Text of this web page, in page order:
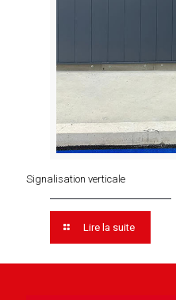
Signalisation verticale
Lire la suite